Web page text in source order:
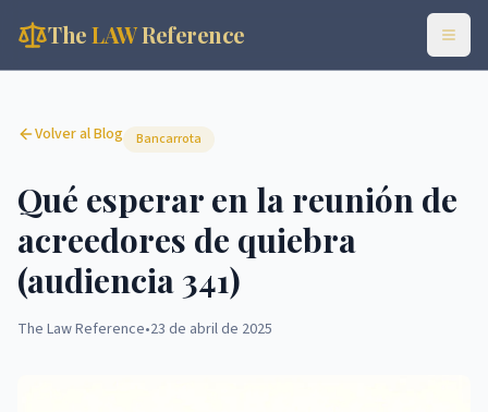
TheLAWReference
Volver al Blog Bancarrota
Qué esperar en la reunión de
acreedores de quiebra
(audiencia 341)
The Law Reference•23 de abril de 2025